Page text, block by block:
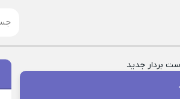
بردار جدید